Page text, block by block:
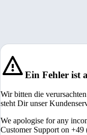
Ein Fehler ist
Wir bitten die
steht Dir unser
We apologise for any
Customer Support on